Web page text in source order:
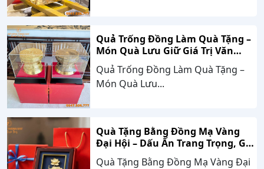
Quả Trống Đồng Làm Quà Tặng –
Món Quà Lưu Giữ Giá Trị Văn
Hóa, Gắn Kết Thành Công
Quả Trống Đồng Làm Quà Tặng –
Món Quà Lưu...
Quà Tặng Bằng Đồng Mạ Vàng
Đại Hội – Dấu Ấn Trang Trọng, Giá
Trị Bền Vững Theo Thời Gian
Quà Tặng Bằng Đồng Mạ Vàng Đại